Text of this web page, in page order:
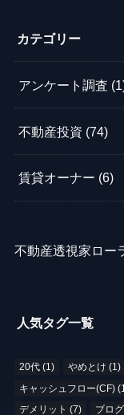
カテゴリー
アンケート調査
不動産投資 (74)
賃貸オーナー (6)
不動産透視家ロー
人気タグ一覧
20代(1) やめとけ (1)
キャッシュフロー(CF)
デメリット (7) ブログ